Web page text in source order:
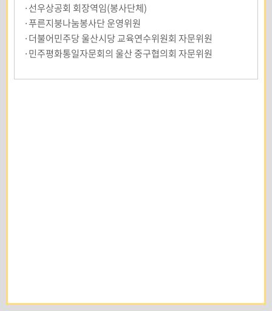
·선우상공회 회장역임(봉사단체)
·푸른지붕나눔봉사단 운영위원
·더불어민주당 울산시당 교육연수위원회 자문위원
·민주평화통일자문회의 울산 중구협의회 자문위원